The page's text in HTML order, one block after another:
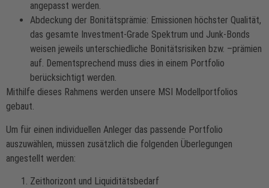
angepasst werden.
Abdeckung der Bonitätsprämie: Emissionen höchster Qualität,
das gesamte Investment-Grade Spektrum und Junk-Bonds
weisen jeweils unterschiedliche Bonitätsrisiken bzw. –prämien
auf. Dementsprechend muss dies in einem Portfolio
berücksichtigt werden.
Mithilfe dieses Rahmens werden unsere MSI Modellportfolios
gebaut.
Um für einen individuellen Anleger das passende Portfolio
auszuwählen, müssen zusätzlich die folgenden Überlegungen
angestellt werden:
Zeithorizont und Liquiditätsbedarf